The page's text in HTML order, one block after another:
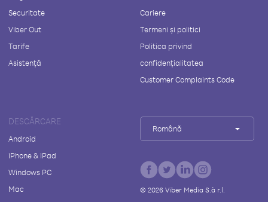
Securitate
Viber Out
Tarife
Asistență
Cariere
Termeni și politici
Politica privind
confidențialitatea
Customer Complaints Code
DESCĂRCARE
Android
iPhone & iPad
Windows PC
Mac
Română
© 2026Viber Media S.à r.l.